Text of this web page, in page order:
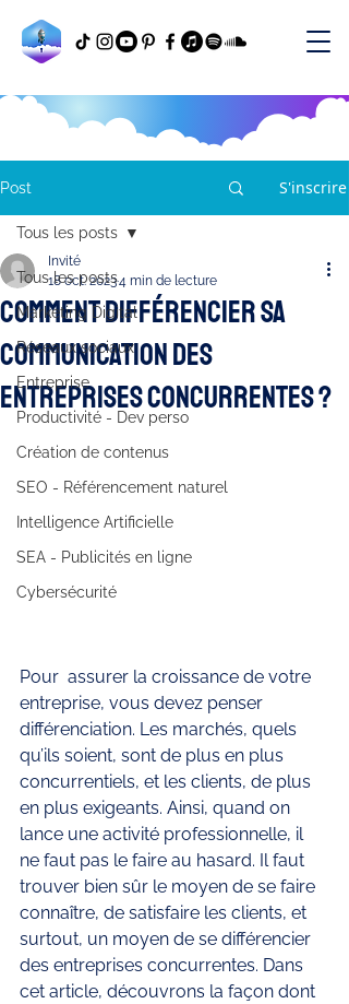
Post S'inscrire
Tous les posts
Marketing Digital
Réseaux sociaux
Entreprise
Productivité - Dev perso
Création de contenus
SEO - Référencement naturel
Intelligence Artificielle
SEA - Publicités en ligne
Cybersécurité
Tous les posts
Comment différencier sa
communication des
entreprises concurrentes ?
Invité
18 oct. 20234 min de lecture
Pour  assurer la croissance de votre
entreprise, vous devez penser
différenciation. Les marchés, quels
qu’ils soient, sont de plus en plus
concurrentiels, et les clients, de plus
en plus exigeants. Ainsi, quand on
lance une activité professionnelle, il
ne faut pas le faire au hasard. Il faut
trouver bien sûr le moyen de se faire
connaître, de satisfaire les clients, et
surtout, un moyen de se différencier
des entreprises concurrentes. Dans
cet article, découvrons la façon dont